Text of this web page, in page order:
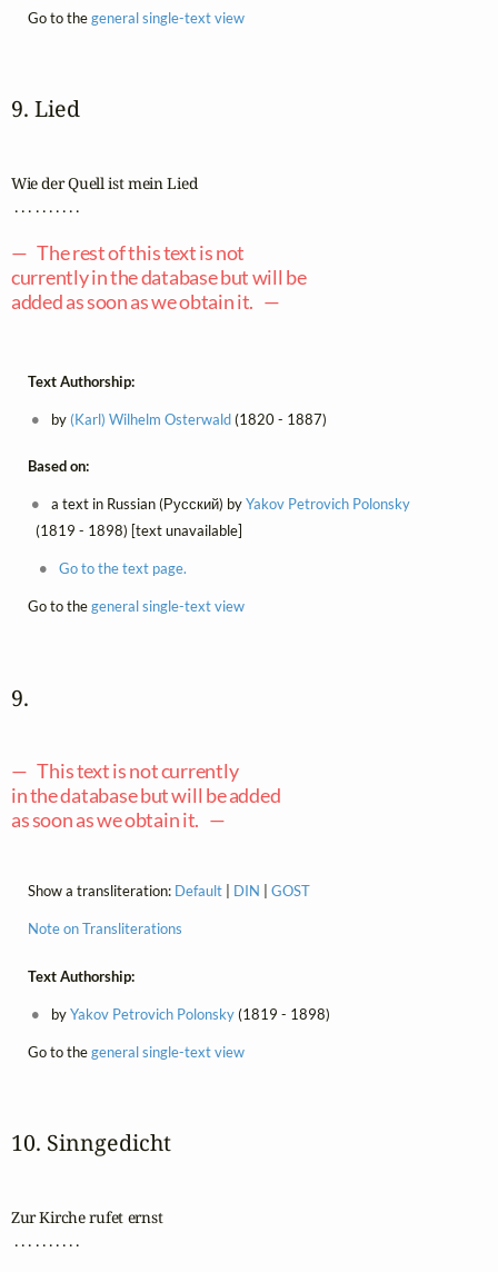
Go to thegeneral single-text view
9. Lied
Wie der Quell ist mein Lied
. . . . . . . . . .
— The rest of this text is not
currently in the database but will be
added as soon as we obtain it. —
Text Authorship:
by (Karl) Wilhelm Osterwald(1820 - 1887)
Based on:
a text in Russian (Русский) byYakov Petrovich Polonsky
(1819 - 1898) [text unavailable]
Go to the text page.
Go to thegeneral single-text view
9.
— This text is not currently
in the database but will be added
as soon as we obtain it. —
Show a transliteration: Default| DIN GOST
Note on Transliterations
Text Authorship:
byYakov Petrovich Polonsky(1819 - 1898)
Go to thegeneral single-text view
10. Sinngedicht
Zur Kirche rufet ernst
. . . . . . . . . .